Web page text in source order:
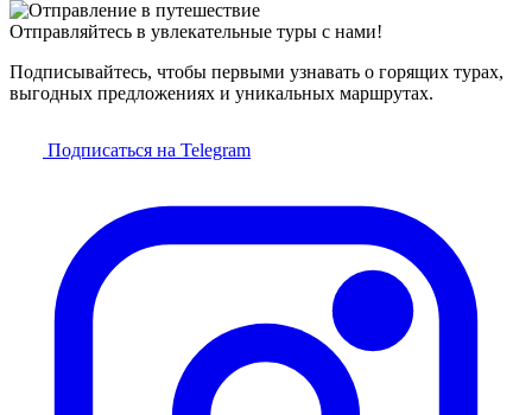
Отправляйтесь в увлекательные туры с нами!
Подписывайтесь, чтобы первыми узнавать о горящих турах,
выгодных предложениях и уникальных маршрутах.
Подписаться на Telegram